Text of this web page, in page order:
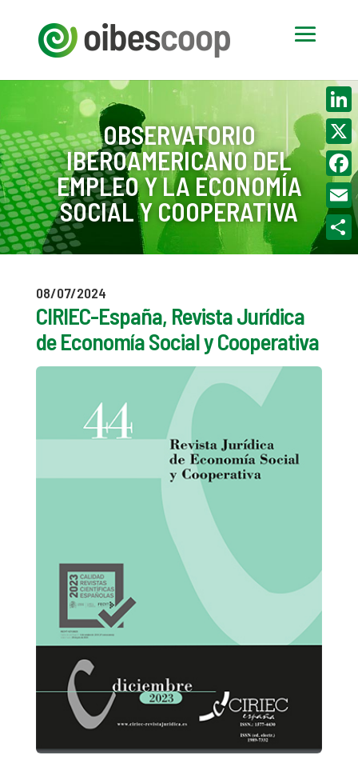
OBSERVATORIO
IBEROAMERICANO DEL
EMPLEO Y LA ECONOMÍA
SOCIAL Y COOPERATIVA
08/07/2024
CIRIEC-España, Revista Jurídica
de Economía Social y Cooperativa
X
Email